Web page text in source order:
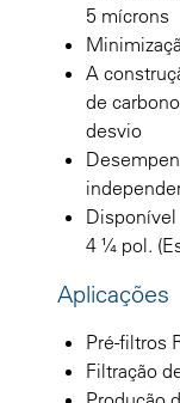
5 mícrons
A
de
desvio
4 ¼ pol.
Aplicações
Pré-filtros
Filtração